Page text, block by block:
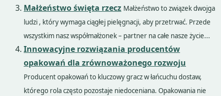
Małżeństwo święta rzecz Małżeństwo to związek dwojga
ludzi , który wymaga ciągłej pielęgnacji, aby przetrwać. Przede
wszystkim nasz współmałżonek – partner na całe nasze życie...
Innowacyjne rozwiązania producentów
opakowań dla zrównoważonego rozwoju
Producent opakowań to kluczowy gracz w łańcuchu dostaw,
którego rola często pozostaje niedoceniana. Opakowania nie